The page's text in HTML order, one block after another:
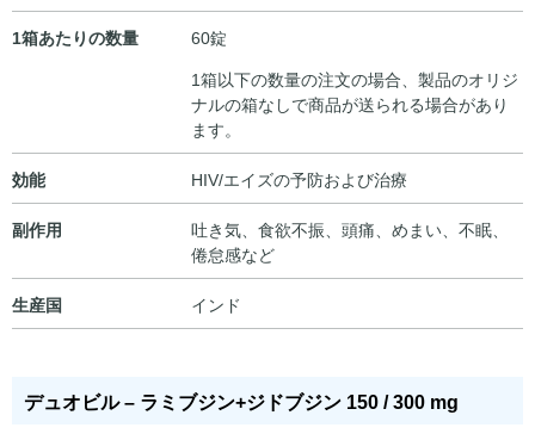
1箱あたりの数量
60錠
1箱以下の数量の注文の場合、製品のオリジ
ナルの箱なしで商品が送られる場合があり
ます。
効能 HIV/エイズの予防および治療
副作用
吐き気、食欲不振、頭痛、めまい、不眠、
倦怠感など
生産国 インド
デュオビル – ラミブジン+ジドブジン 150 / 300 mg